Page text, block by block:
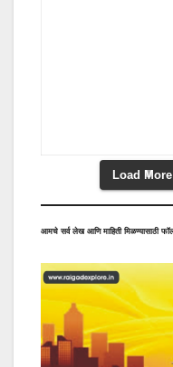
Load
आमचे सर्व लेख आणि माहिती मिळण्यासाठी